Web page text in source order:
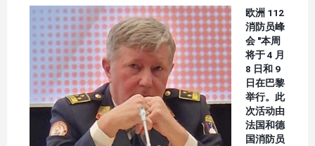
欧洲 112
消防员峰
会 "本周
将于 4 月
8 日和 9
日在巴黎
举行。此
次活动由
法国和德
国消防员